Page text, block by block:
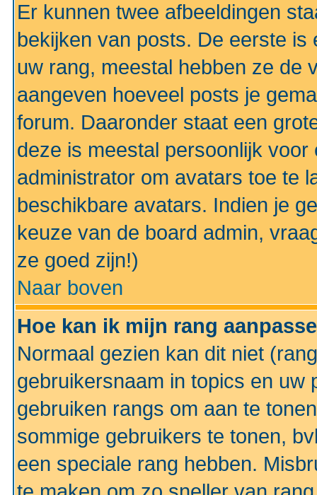
Er kunnen twee afbeeldingen
bekijken van posts. De eerste
uw rang, meestal hebben ze de
aangeven hoeveel posts je
forum. Daaronder staat een
deze is meestal persoonlijk
administrator om avatars toe te
beschikbare avatars. Indien je
keuze van de board admin,
ze goed zijn!)
Naar boven
Hoe kan ik mijn rang
Normaal gezien kan dit niet
gebruikersnaam in topics en uw
gebruiken rangs om aan te
sommige gebruikers te tonen,
een speciale rang hebben.